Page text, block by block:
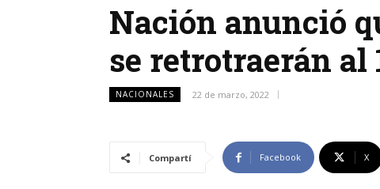
Nación anunció
se retrotraerán al
NACIONALES 22 de marzo, 2022
Compartí Facebook X